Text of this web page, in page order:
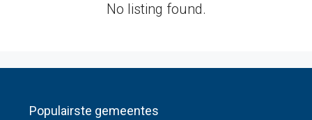
No listing found.
Populairste gemeentes